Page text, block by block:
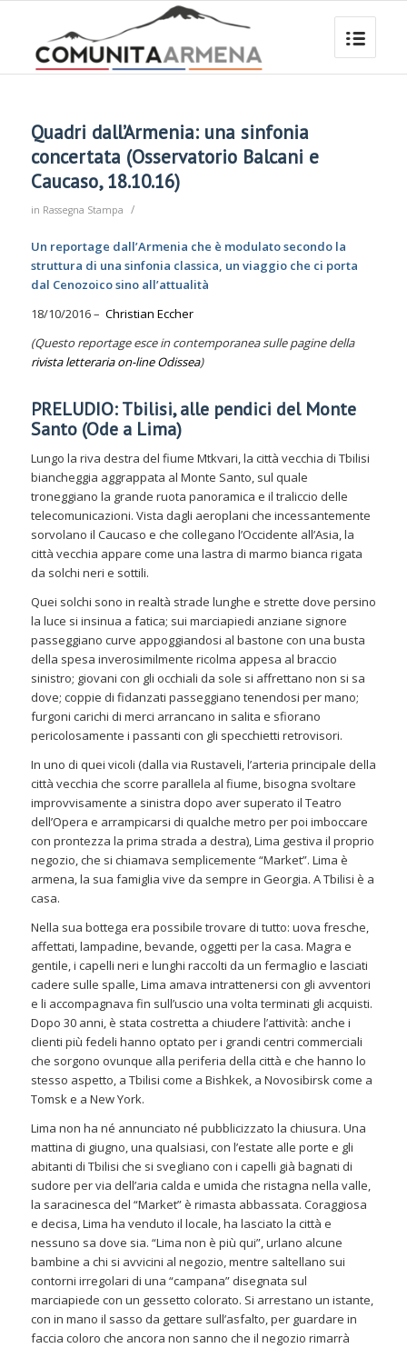
Quadri dall’Armenia: una sinfonia
concertata (Osservatorio Balcani e
Caucaso, 18.10.16)
in Rassegna Stampa /
Un reportage dall’Armenia che è modulato secondo la
struttura di una sinfonia classica, un viaggio che ci porta
dal Cenozoico sino all’attualità
18/10/2016 – Christian Eccher
(Questo reportage esce in contemporanea sulle pagine della
rivista letteraria on-line Odissea)
PRELUDIO: Tbilisi, alle pendici del Monte
Santo (Ode a Lima)
Lungo la riva destra del fiume Mtkvari, la città vecchia di Tbilisi
biancheggia aggrappata al Monte Santo, sul quale
troneggiano la grande ruota panoramica e il traliccio delle
telecomunicazioni. Vista dagli aeroplani che incessantemente
sorvolano il Caucaso e che collegano l’Occidente all’Asia, la
città vecchia appare come una lastra di marmo bianca rigata
da solchi neri e sottili.
Quei solchi sono in realtà strade lunghe e strette dove persino
la luce si insinua a fatica; sui marciapiedi anziane signore
passeggiano curve appoggiandosi al bastone con una busta
della spesa inverosimilmente ricolma appesa al braccio
sinistro; giovani con gli occhiali da sole si affrettano non si sa
dove; coppie di fidanzati passeggiano tenendosi per mano;
furgoni carichi di merci arrancano in salita e sfiorano
pericolosamente i passanti con gli specchietti retrovisori.
In uno di quei vicoli (dalla via Rustaveli, l’arteria principale della
città vecchia che scorre parallela al fiume, bisogna svoltare
improvvisamente a sinistra dopo aver superato il Teatro
dell’Opera e arrampicarsi di qualche metro per poi imboccare
con prontezza la prima strada a destra), Lima gestiva il proprio
negozio, che si chiamava semplicemente “Market”. Lima è
armena, la sua famiglia vive da sempre in Georgia. A Tbilisi è a
casa.
Nella sua bottega era possibile trovare di tutto: uova fresche,
affettati, lampadine, bevande, oggetti per la casa. Magra e
gentile, i capelli neri e lunghi raccolti da un fermaglio e lasciati
cadere sulle spalle, Lima amava intrattenersi con gli avventori
e li accompagnava fin sull’uscio una volta terminati gli acquisti.
Dopo 30 anni, è stata costretta a chiudere l’attività: anche i
clienti più fedeli hanno optato per i grandi centri commerciali
che sorgono ovunque alla periferia della città e che hanno lo
stesso aspetto, a Tbilisi come a Bishkek, a Novosibirsk come a
Tomsk e a New York.
Lima non ha né annunciato né pubblicizzato la chiusura. Una
mattina di giugno, una qualsiasi, con l’estate alle porte e gli
abitanti di Tbilisi che si svegliano con i capelli già bagnati di
sudore per via dell’aria calda e umida che ristagna nella valle,
la saracinesca del “Market” è rimasta abbassata. Coraggiosa
e decisa, Lima ha venduto il locale, ha lasciato la città e
nessuno sa dove sia. “Lima non è più qui”, urlano alcune
bambine a chi si avvicini al negozio, mentre saltellano sui
contorni irregolari di una “campana” disegnata sul
marciapiede con un gessetto colorato. Si arrestano un istante,
con in mano il sasso da gettare sull’asfalto, per guardare in
faccia coloro che ancora non sanno che il negozio rimarrà